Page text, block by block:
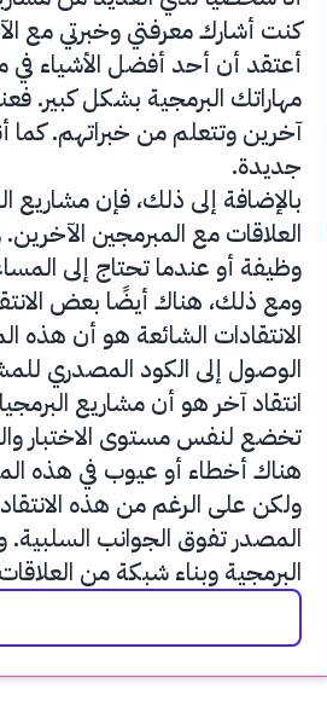
كنت أشارك معرفتي وخبرتي مع
أعتقد أن أحد أفضل الأشياء
مهاراتك البرمجية بشكل
آخرين وتتعلم من خبراتهم.
جديدة.
بالإضافة إلى ذلك، فإن
العلاقات مع المبرمجين
وظيفة أو عندما تحتاج إلى
ومع ذلك، هناك أيضًا بعض
الانتقادات الشائعة هو أن
الوصول إلى الكود المصدري
انتقاد آخر هو أن مشاريع
تخضع لنفس مستوى الاختبار
هناك أخطاء أو عيوب في هذه
ولكن على الرغم من هذه
المصدر تفوق الجوانب
البرمجية وبناء شبكة من